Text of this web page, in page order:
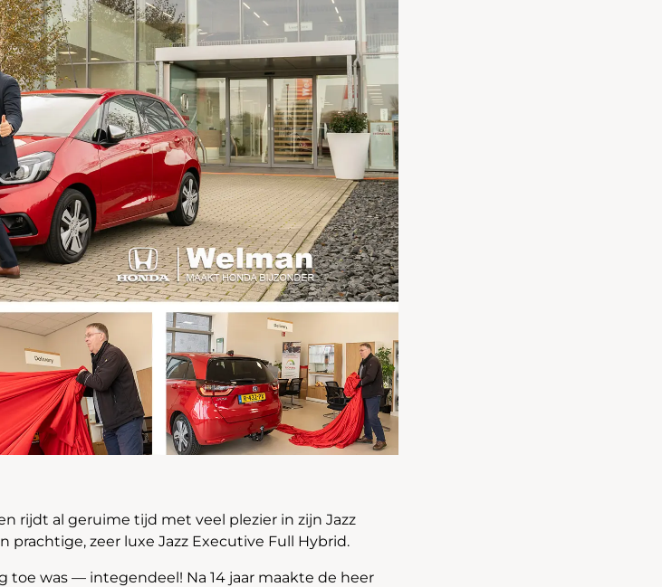
rijdt al geruime tijd met veel plezier in zijn Jazz
prachtige, zeer luxe Jazz Executive Full Hybrid.
toe was — integendeel! Na 14 jaar maakte de heer